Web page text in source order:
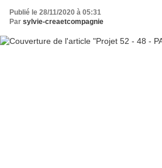
Publié le 28/11/2020 à 05:31
Par sylvie-creaetcompagnie